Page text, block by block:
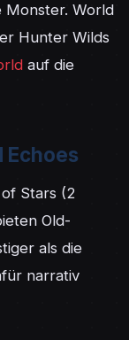
Monster. World
Hunter Wilds
auf die
Echoes
Stars (2
Old-
als die
narrativ